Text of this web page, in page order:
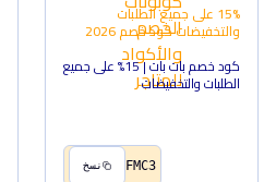
15% على جميع الطلبات
والتخفيضاتكود خصم2026
كود خصم بات بات | 15% على جميع
الطلبات والتخفيضات
FMC3 نسخ